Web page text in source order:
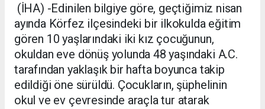
(İHA) -Edinilen bilgiye göre, geçtiğimiz nisan
ayında Körfez ilçesindeki bir ilkokulda eğitim
gören 10 yaşlarındaki iki kız çocuğunun,
okuldan eve dönüş yolunda 48 yaşındaki A.C.
tarafından yaklaşık bir hafta boyunca takip
edildiği öne sürüldü. Çocukların, şüphelinin
okul ve ev çevresinde araçla tur atarak